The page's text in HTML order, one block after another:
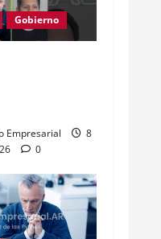
Gobierno
Empresarial
8
0